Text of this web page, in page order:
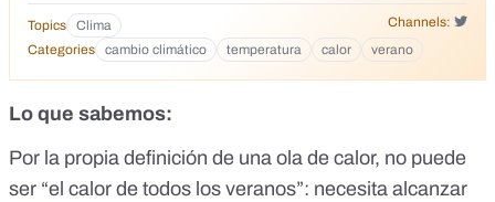
https://twitter.com/la_coming/status/1535263784859848705
Confío en que mi cuerpo sude para poder contrarrestar el
calor. Nunca jamás en 3.5 M años hubo verano, es algo
nuevo para todos. Ánimo, juntos sudamos más fuerte.
https://x.com/Coloidesoxigeno/status/15362741977349529
https://x.com/Hectorj77/status/1536051945538039809 Ya
no hay verano, hay olas de calor Ya no hay invierno, hay olas
de frio Ya no hay tormentas, hay ciclogénesis explosivas
Topics Clima
Channels:
Categories
cambio climático temperatura calor verano
Lo que sabemos:
Por la propia definición de una ola de calor, no puede
ser “el calor de todos los veranos”: necesita alcanzar